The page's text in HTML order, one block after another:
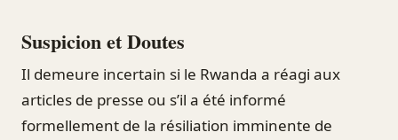
Suspicion et Doutes
Il demeure incertain si le Rwanda a réagi aux
articles de presse ou s’il a été informé
formellement de la résiliation imminente de